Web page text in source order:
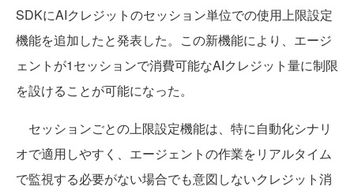
SDKにAIクレジットのセッション単位での使用上限設定
機能を追加したと発表した。この新機能により、エージ
ェントが1セッションで消費可能なAIクレジット量に制限
を設けることが可能になった。
セッションごとの上限設定機能は、特に自動化シナリ
オで適用しやすく、エージェントの作業をリアルタイム
で監視する必要がない場合でも意図しないクレジット消